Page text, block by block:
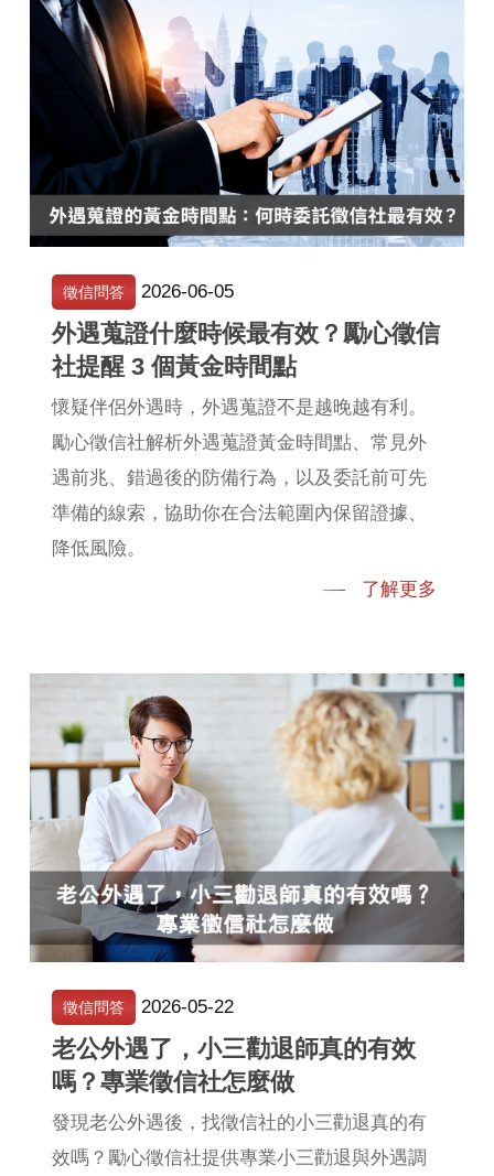
徵信問答 2026-06-05
外遇蒐證什麼時候最有效？勵心徵信
社提醒 3 個黃金時間點
懷疑伴侶外遇時，外遇蒐證不是越晚越有利。
勵心徵信社解析外遇蒐證黃金時間點、常見外
遇前兆、錯過後的防備行為，以及委託前可先
準備的線索，協助你在合法範圍內保留證據、
降低風險。
了解更多
徵信問答 2026-05-22
老公外遇了，小三勸退師真的有效
嗎？專業徵信社怎麼做
發現老公外遇後，找徵信社的小三勸退真的有
效嗎？勵心徵信社提供專業小三勸退與外遇調